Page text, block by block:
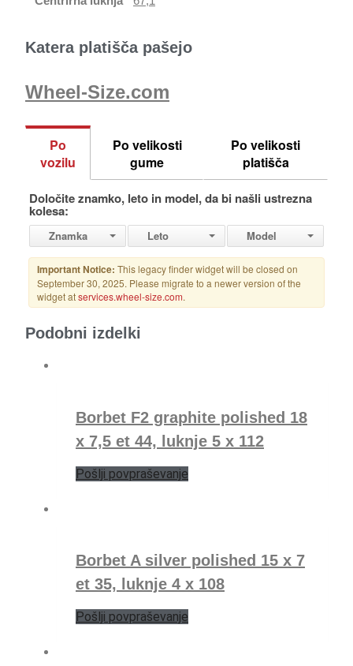
Katera platišča pašejo
Wheel-Size.com
Podobni izdelki
Borbet F2 graphite polished 18
x 7,5 et 44, luknje 5 x 112
Pošlji povpraševanje
Borbet A silver polished 15 x 7
et 35, luknje 4 x 108
Pošlji povpraševanje